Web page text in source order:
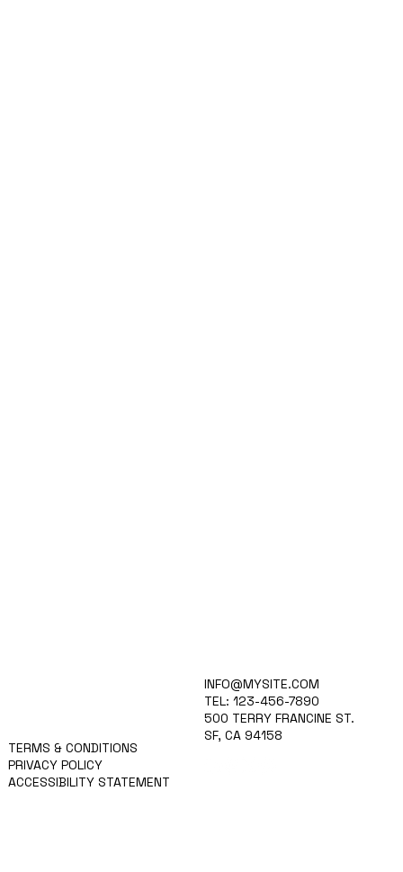
TERMS & CONDITIONS
PRIVACY POLICY
ACCESSIBILITY STATEMENT
INFO@MYSITE.COM
TEL: 123-456-7890
500 TERRY FRANCINE ST.
SF, CA 94158